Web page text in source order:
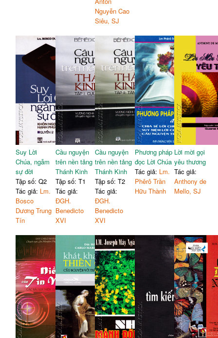
Nguyễn Cao
Siêu, SJ
Suy Lời
Chúa, ngẫm
sự đời
Tập số: Q2
Tác giả: Lm.
Bosco
Dương Trung
Tín
Cầu nguyện
trên nền tảng
Thánh Kinh
Tập số: T1
Tác giả:
ĐGH.
Benedicto
XVI
Cầu nguyện
trên nền tảng
Thánh Kinh
Tập số: T2
Tác giả:
ĐGH.
Benedicto
XVI
Phương pháp
đọc Lời Chúa
Tác giả: Lm.
Phêrô Trần
Hữu Thành
Lời mời gọi
yêu thương
Tác giả:
Anthony de
Mello, SJ